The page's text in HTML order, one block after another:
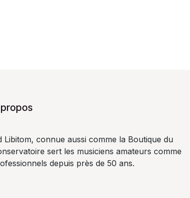
Libitom, connue aussi comme la Boutique du
sert les musiciens amateurs comme
depuis près de 50 ans.